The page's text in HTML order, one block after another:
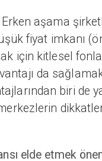
aşama
fiyat imkanı
için kitlesel
da
biri de
elde etmek